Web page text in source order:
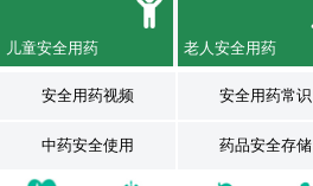
儿童安全用药 老人安全用药
安全用药视频 安全用药常识
中药安全使用 药品安全存储